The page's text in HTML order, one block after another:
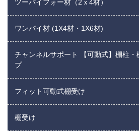
ツーバイフォー材（2ｘ4材）
ワンバイ材 (1X4材・1X6材)
チャンネルサポート 【可動式】棚柱・
プ
フィット可動式棚受け
棚受け